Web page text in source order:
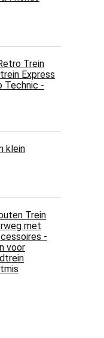
Trein
Express
Technic -
klein
Trein
met
-
voor